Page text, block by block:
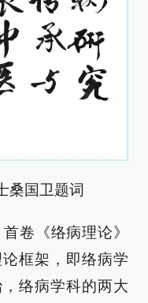
桑国卫题词
卷《络病理论》
框架，即络病学
络病学科的两大